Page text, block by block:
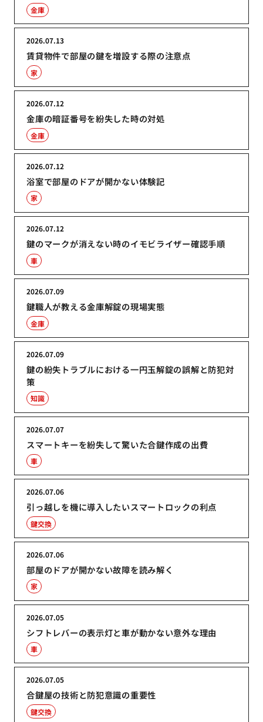
金庫
賃貸物件で部屋の鍵を増設する際の注意点
2026.07.13
家
金庫の暗証番号を紛失した時の対処
2026.07.12
金庫
浴室で部屋のドアが開かない体験記
2026.07.12
家
鍵のマークが消えない時のイモビライザー確認手順
2026.07.12
車
鍵職人が教える金庫解錠の現場実態
2026.07.09
金庫
鍵の紛失トラブルにおける一円玉解錠の誤解と防犯対
策
2026.07.09
知識
スマートキーを紛失して驚いた合鍵作成の出費
2026.07.07
車
引っ越しを機に導入したいスマートロックの利点
2026.07.06
鍵交換
部屋のドアが開かない故障を読み解く
2026.07.06
家
シフトレバーの表示灯と車が動かない意外な理由
2026.07.05
車
合鍵屋の技術と防犯意識の重要性
2026.07.05
鍵交換